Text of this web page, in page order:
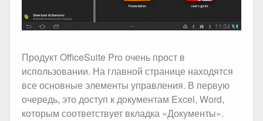
Продукт OfficeSuite Pro очень прост в
использовании. На главной странице находятся
все основные элементы управления. В первую
очередь, это доступ к документам Excel, Word,
которым соответствует вкладка «Документы».